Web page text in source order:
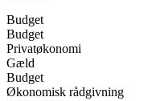
Budget
Budget
Privatøkonomi
Gæld
Budget
Økonomisk rådgivning